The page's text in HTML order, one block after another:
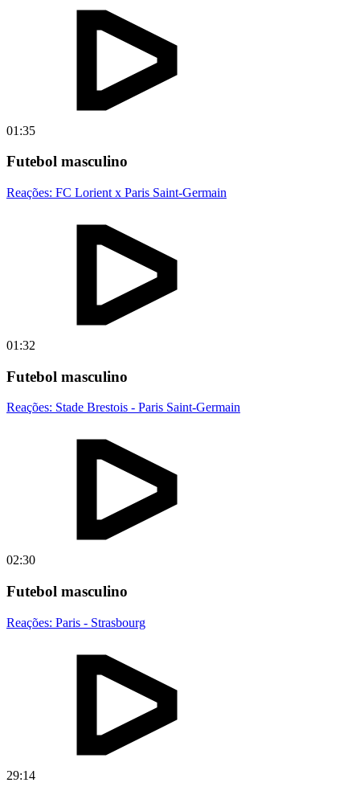
01:35
Futebol masculino
Reações: FC Lorient x Paris Saint-Germain
01:32
Futebol masculino
Reações: Stade Brestois - Paris Saint-Germain
02:30
Futebol masculino
Reações: Paris - Strasbourg
29:14